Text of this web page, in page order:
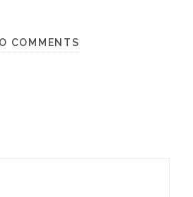
COMMENTS